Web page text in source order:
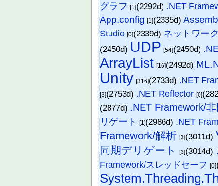
グラフ [1](2292d) .NET
App.config [1](2335d)
Studio [0](2339d) ネットワー
(2450d) UDP [54](2450d)
ArrayList [16](2492d)
Unity [316](2733d) .NET
[3](2753d) .NET Reflector [0]
(2877d)
.NET Framework/
リゲート [1](2986d) .NET
Framework/解析 [3](3011d)
同期デリゲート [3](3014d)
Framework/スレッドセーフ [0]